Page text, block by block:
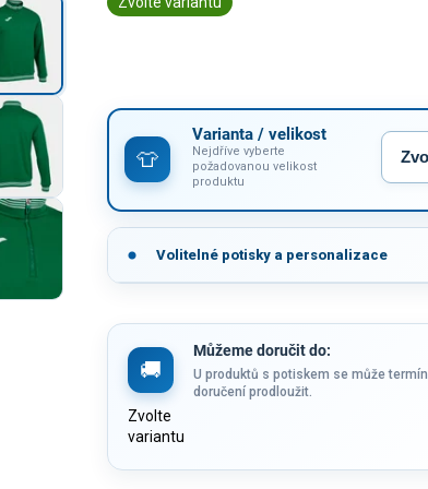
Varianta / velikost
Nejdříve vyberte
požadovanou velikost
produktu
Volitelné potisky a personalizace
Můžeme doručit do:
Zvolte
variantu
U produktů s potiskem se může termín
doručení prodloužit.